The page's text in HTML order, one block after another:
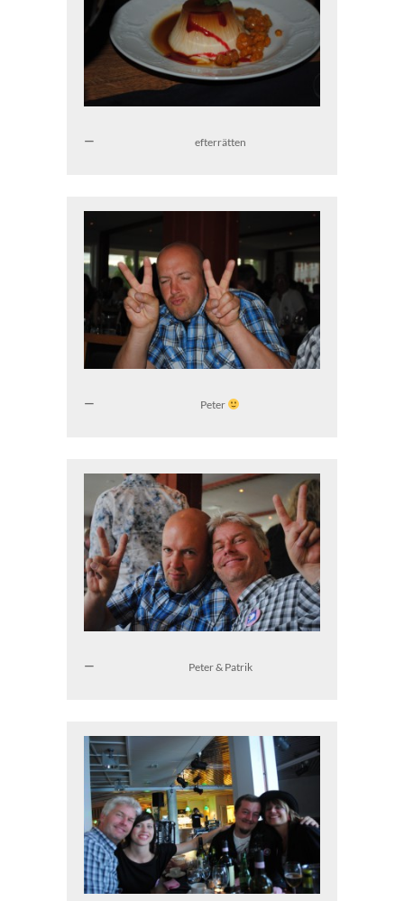
efterrätten
Peter
Peter & Patrik